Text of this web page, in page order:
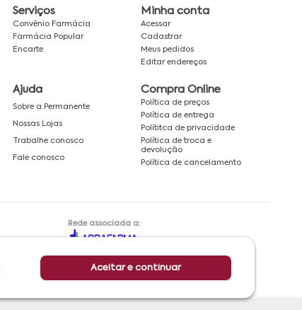
Aceitar e continuar
Serviços
Convênio Farmácia
Farmácia Popular
Encarte
Minha conta
Acessar
Cadastrar
Meus pedidos
Editar endereços
Ajuda
Sobre a Permanente
Nossas Lojas
Trabalhe conosco
Fale conosco
Compra Online
Política de preços
Política de entrega
Polítitca de privacidade
Política de troca e
devolução
Política de cancelamento
Rede associada a: